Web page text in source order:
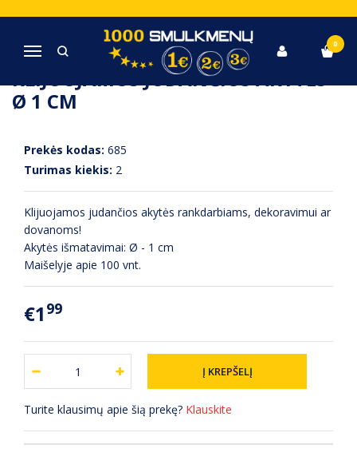
Navigacija
0
Pagrindinis
Raštinės reikmenys ir kanceliarinės prekės
Klijuojamos judančios akytės Ø 1 cm
KLIJUOJAMOS JUDANČIOS AKYTĖS
Ø 1 CM
Prekės kodas: 685
Turimas kiekis: 2
Klijuojamos judančios akytės rankdarbiams, dekoravimui ar
dovanoms!
Akytės išmatavimai: Ø - 1 cm
Maišelyje apie 100 vnt.
€1 99
Turite klausimų apie šią prekę? Klauskite